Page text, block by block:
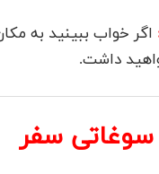
اگر خواب ببینید به
داشت.
سوغاتی سفر